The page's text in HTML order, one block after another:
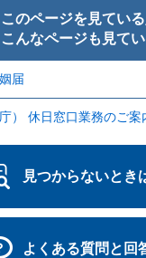
このページを見てい
こんなページも見て
届
） 休日窓口業務のご案
見つからないとき
よくある質問と回